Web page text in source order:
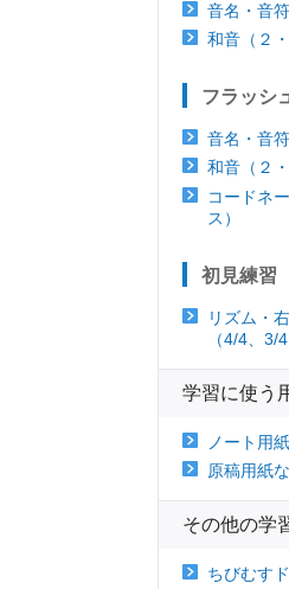
音名・音
和音（２
フラッシ
音名・音
和音（２
コードネ
ス）
初見練習
リズム・
（4/4、3/
学習に使う
ノート用紙
原稿用紙
その他の学
ちびむす